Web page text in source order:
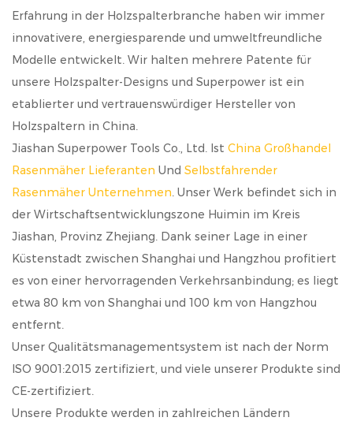
Erfahrung in der Holzspalterbranche haben wir immer
innovativere, energiesparende und umweltfreundliche
Modelle entwickelt. Wir halten mehrere Patente für
unsere Holzspalter-Designs und Superpower ist ein
etablierter und vertrauenswürdiger Hersteller von
Holzspaltern in China.
Jiashan Superpower Tools Co., Ltd. Ist China Großhandel
Rasenmäher Lieferanten Und Selbstfahrender
Rasenmäher Unternehmen . Unser Werk befindet sich in
der Wirtschaftsentwicklungszone Huimin im Kreis
Jiashan, Provinz Zhejiang. Dank seiner Lage in einer
Küstenstadt zwischen Shanghai und Hangzhou profitiert
es von einer hervorragenden Verkehrsanbindung; es liegt
etwa 80 km von Shanghai und 100 km von Hangzhou
entfernt.
Unser Qualitätsmanagementsystem ist nach der Norm
ISO 9001:2015 zertifiziert, und viele unserer Produkte sind
CE-zertifiziert.
Unsere Produkte werden in zahlreichen Ländern